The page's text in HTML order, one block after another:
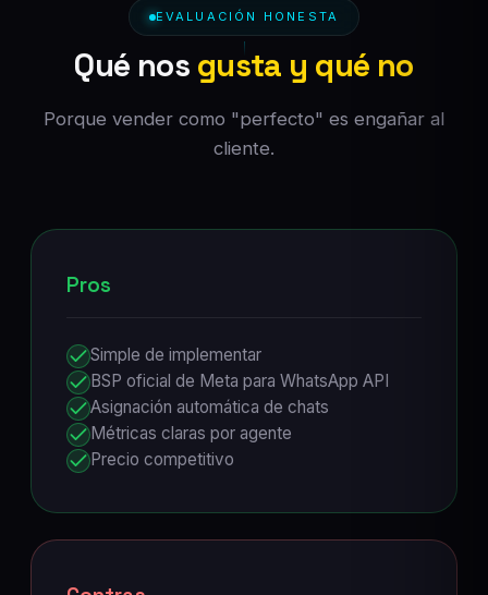
EVALUACIÓN HONESTA
Qué nos gusta y qué no
Porque vender como "perfecto" es engañar al
cliente.
Pros
Simple de implementar
BSP oficial de Meta para WhatsApp API
Asignación automática de chats
Métricas claras por agente
Precio competitivo